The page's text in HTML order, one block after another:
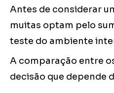
Antes de considerar
muitas optam pelo
teste do ambiente
A comparação entre
decisão que depende